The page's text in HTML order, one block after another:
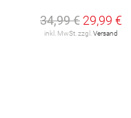
34,99 € 29,99 €
inkl. MwSt. zzgl.Versand